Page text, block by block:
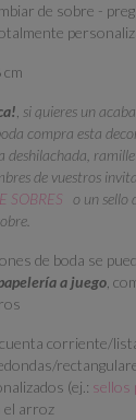
de sobre -
cm
si quieres un
compra esta
deshilachada,
de vuestros
SOBRES o un sello
de boda se
a juego ,
corriente/
(ej.: sellos
el arroz